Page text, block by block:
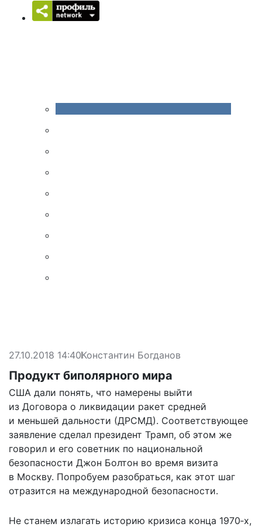
27.10.2018 14:40Константин Богданов
Продукт биполярного мира
США дали понять, что намерены выйти
из Договора о ликвидации ракет средней
и меньшей дальности (ДРСМД). Соответствующее
заявление сделал президент Трамп, об этом же
говорил и его советник по национальной
безопасности Джон Болтон во время визита
в Москву. Попробуем разобраться, как этот шаг
отразится на международной безопасности.
Не станем излагать историю кризиса конца 1970‑х,